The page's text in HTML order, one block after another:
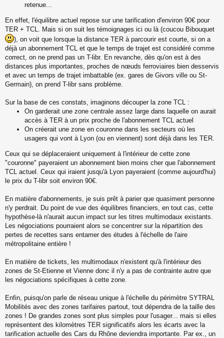
retenue...
En effet, l'équilibre actuel repose sur une tarification d'environ 90€ pour
TER + TCL. Mais si on suit les témoignages ici ou là (coucou Bibouquet
), on voit que lorsque la distance TER à parcourir est courte, si on a
déjà un abonnement TCL et que le temps de trajet est considéré comme
correct, on ne prend pas un T-libr. En revanche, dès qu'on est à des
distances plus importantes, proches de nœuds ferroviaires bien desservis
et avec un temps de trajet imbattable (ex. gares de Givors ville ou St-
Germain), on prend T-libr sans problème.
Sur la base de ces constats, imaginons découper la zone TCL :
On garderait une zone centrale assez large dans laquelle on aurait
accès à TER à un prix proche de l'abonnement TCL actuel
On créerait une zone en couronne dans les secteurs où les
usagers qui vont à Lyon (ou en viennent) sont déjà dans les TER.
Ceux qui se déplaceraient uniquement à l'intérieur de cette zone
"couronne" payeraient un abonnement bien moins cher que l'abonnement
TCL actuel. Ceux qui iraient jusqu'à Lyon payeraient (comme aujourd'hui)
le prix du T-libr soit environ 90€.
En matière d'abonnements, je suis prêt à parier que quasiment personne
n'y perdrait. Du point de vue des équilibres financiers, en tout cas, cette
hypothèse-là n'aurait aucun impact sur les titres multimodaux existants.
Les négociations pourraient alors se concentrer sur la répartition des
pertes de recettes sans entamer des études à l'échelle de l'aire
métropolitaine entière !
En matière de tickets, les multimodaux n'existent qu'à l'intérieur des
zones de St-Etienne et Vienne donc il n'y a pas de contrainte autre que
les négociations spécifiques à cette zone.
Enfin, puisqu'on parle de réseau unique à l'échelle du périmètre SYTRAL
Mobilités avec des zones tarifaires partout, tout dépendra de la taille des
zones ! De grandes zones sont plus simples pour l'usager... mais si elles
représentent des kilomètres TER significatifs alors les écarts avec la
tarification actuelle des Cars du Rhône deviendra importante. Par ex., un